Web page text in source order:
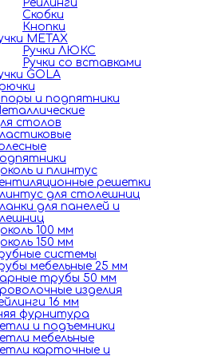
Рейлинги
Скобки
Кнопки
METAX
Ручки ЛЮКС
Ручки со вставками
GOLA
и подпятники
столов
и плинтус
решетки
для столешниц
для панелей и
100 мм
150 мм
системы
мебельные 25 мм
трубы 50 мм
изделия
16 мм
фурнитура
и подъемники
мебельные
карточные и